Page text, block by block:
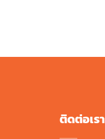
ติดต่อเรา